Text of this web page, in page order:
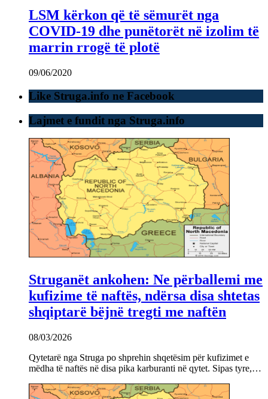
LSM kërkon që të sëmurët nga
COVID-19 dhe punëtorët në izolim të
marrin rrogë të plotë
09/06/2020
Like Struga.info ne Facebook
Lajmet e fundit nga Struga.info
Struganët ankohen: Ne përballemi me
kufizime të naftës, ndërsa disa shtetas
shqiptarë bëjnë tregti me naftën
08/03/2026
Qytetarë nga Struga po shprehin shqetësim për kufizimet e
mëdha të naftës në disa pika karburanti në qytet. Sipas tyre,…